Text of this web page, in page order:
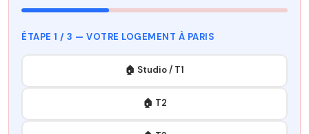
ÉTAPE 1 / 3 — VOTRE LOGEMENT À PARIS
🏠 Studio / T1
🏠 T2